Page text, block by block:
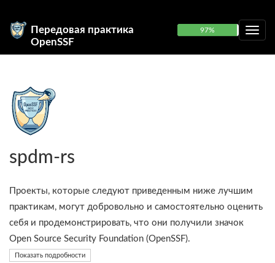
Передовая практика
OpenSSF
97%
spdm-rs
Проекты, которые следуют приведенным ниже лучшим
практикам, могут добровольно и самостоятельно оценить
себя и продемонстрировать, что они получили значок
Open Source Security Foundation (OpenSSF).
Показать подробности